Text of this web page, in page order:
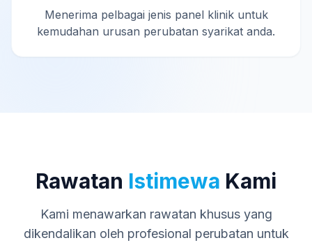
Menerima pelbagai jenis panel klinik untuk
kemudahan urusan perubatan syarikat anda.
Rawatan Istimewa Kami
Kami menawarkan rawatan khusus yang
dikendalikan oleh profesional perubatan untuk